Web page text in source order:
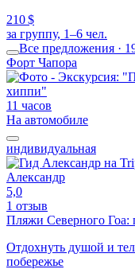
210 $
за группу, 1–6 чел.
Все предложения ·
Форт Чапора
11 часов
На автомобиле
индивидуальная
Александр
5,0
1 отзыв
Пляжи Северного Гоа:
Отдохнуть душой и
побережье